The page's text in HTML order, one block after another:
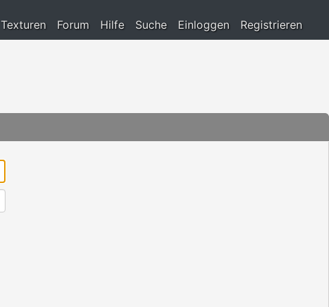
Texturen Forum Hilfe Suche Einloggen Registrieren